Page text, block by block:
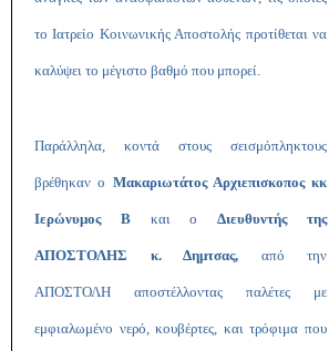
το Ιατρείο Κοινωνικής Αποστολής προτίθεται να
καλύψει το μέγιστο βαθμό που μπορεί.
Παράλληλα, κοντά στους σεισμόπληκτους
βρέθηκαν ο Μακαριωτάτος Αρχιεπισκοπος κκ
Ιερώνυμος Βκαι οΔιευθυντής της
ΑΠΟΣΤΟΛΗΣ κ. Δημτσας, από την
ΑΠΟΣΤΟΛΗ αποστέλλοντας παλέτες με
εμφιαλωμένο νερό, κουβέρτες, και τρόφιμα που